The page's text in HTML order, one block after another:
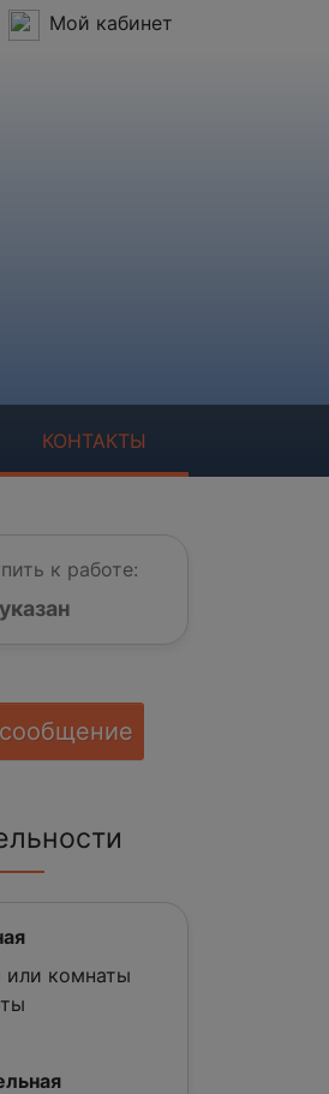
Мой кабинет
КОНТАКТЫ
к работе:
или комнаты